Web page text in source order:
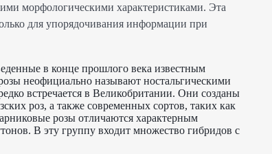
морфологическими характеристиками. Эта
для упорядочивания информации при
в конце прошлого века известным
неофициально называют ностальгическими
встречается в Великобритании. Они созданы
роз, а также современных сортов, таких как
розы отличаются характерным
В эту группу входит множество гибридов с